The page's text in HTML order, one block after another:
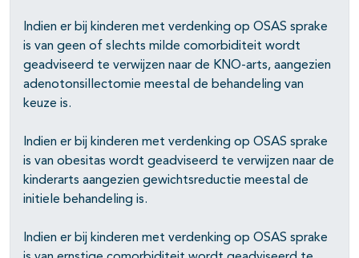
Indien er bij kinderen met verdenking op OSAS sprake
is van geen of slechts milde comorbiditeit wordt
geadviseerd te verwijzen naar de KNO-arts, aangezien
adenotonsillectomie meestal de behandeling van
keuze is.
Indien er bij kinderen met verdenking op OSAS sprake
is van obesitas wordt geadviseerd te verwijzen naar de
kinderarts aangezien gewichtsreductie meestal de
initiele behandeling is.
Indien er bij kinderen met verdenking op OSAS sprake